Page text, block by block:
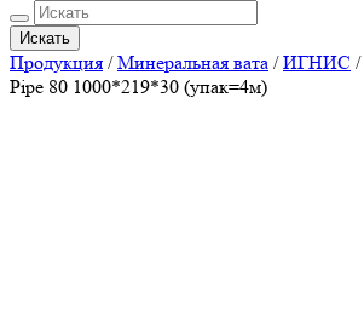
Искать
Продукция /Минеральная вата /ИГНИС /
Pipe 80 1000*219*30 (упак=4м)